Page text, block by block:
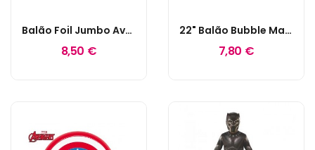
Balão Foil Jumbo Avengers
8,50 €
22" Balão Bubble Marvels Avengers
7,80 €